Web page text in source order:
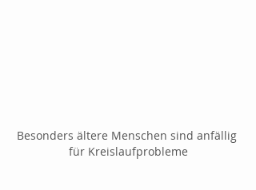
Besonders ältere Menschen sind anfällig
für Kreislaufprobleme